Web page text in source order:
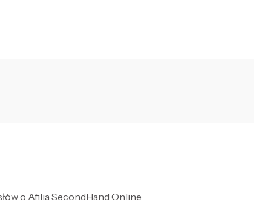
o Afilia SecondHand Online